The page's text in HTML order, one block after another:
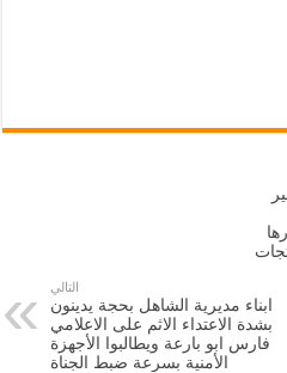
التالي
ابناء مديرية الشاهل بحجة يدينون
بشدة الاعتداء الاثم على الاعلامي
فارس ابو بارعة ويطالبوا الأجهزة
الأمنية بسرعة ضبط الجناة